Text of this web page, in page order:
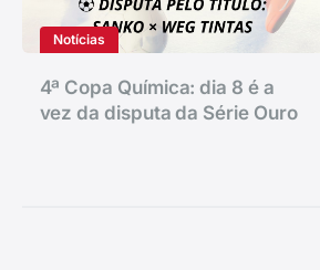
Notícias
4ª Copa Química: dia 8 é a
vez da disputa da Série Ouro